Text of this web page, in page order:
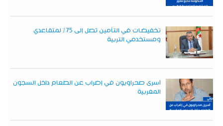
تخفيضات في التأمين تصل إلى 75% لمتقاعدي
ومستخدمي التربية
أسرى صحراويون في إضراب عن الطعام داخل السجون
المغربية